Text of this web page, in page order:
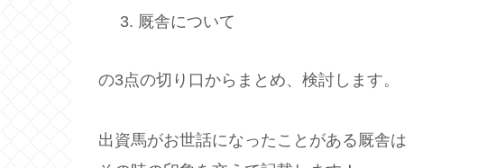
厩舎について
の3点の切り口からまとめ、検討します。
出資馬がお世話になったことがある厩舎は